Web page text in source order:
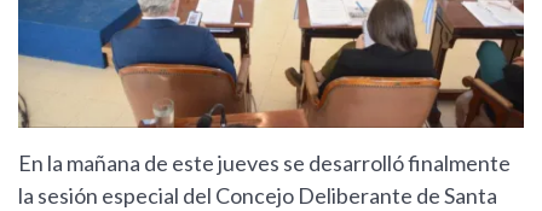
En la mañana de este jueves se desarrolló finalmente
la sesión especial del Concejo Deliberante de Santa